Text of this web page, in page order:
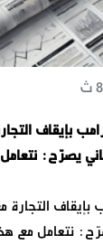
بإيقاف
يصرّح:
بإيقاف
نتعامل مع